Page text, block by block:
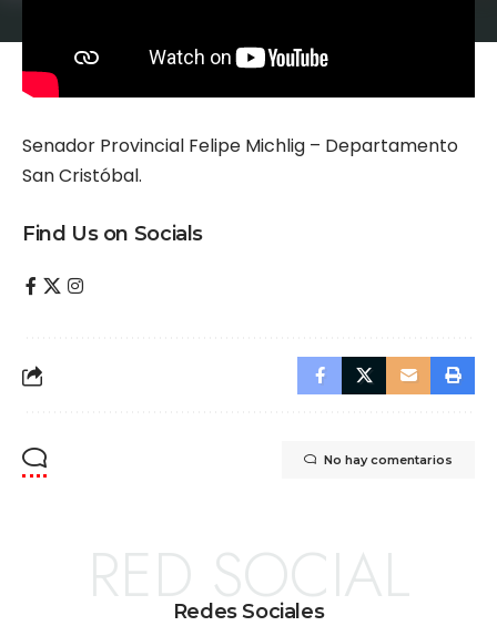
Senador Provincial Felipe Michlig – Departamento
San Cristóbal.
Find Us on Socials
No hay comentarios
Redes Sociales
RED SOCIAL